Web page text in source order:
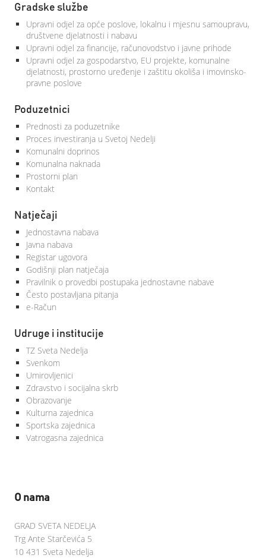
Gradske službe
Upravni odjel za opće poslove, lokalnu i mjesnu samoupravu,
društvene djelatnosti i nabavu
Upravni odjel za financije, računovodstvo i javne prihode
Upravni odjel za gospodarstvo, EU projekte, komunalne
djelatnosti, prostorno uređenje i zaštitu okoliša i imovinsko-
pravne poslove
Poduzetnici
Prednosti za poduzetnike
Proces investiranja u Svetoj Nedelji
Komunalni doprinos
Komunalna naknada
Prostorni plan
Kontakt
Natječaji
Jednostavna nabava
Javna nabava
Registar ugovora
Godišnji plan natječaja
Pravilnik o provedbi postupaka jednostavne nabave
Često postavljana pitanja
e-Račun
Udruge i institucije
TZ Sveta Nedelja
Svenkom
Umirovljenici
Zdravstvo i socijalna skrb
Obrazovanje
Kulturna zajednica
Sportska zajednica
Vatrogasna zajednica
O nama
GRAD SVETA NEDELJA
Trg Ante Starčevića 5
10 431 Sveta Nedelja